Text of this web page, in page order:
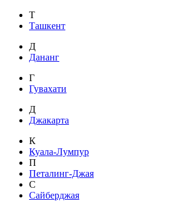
Т
Ташкент
Д
Дананг
Г
Гувахати
Д
Джакарта
К
Куала-Лумпур
П
Петалинг-Джая
С
Сайберджая